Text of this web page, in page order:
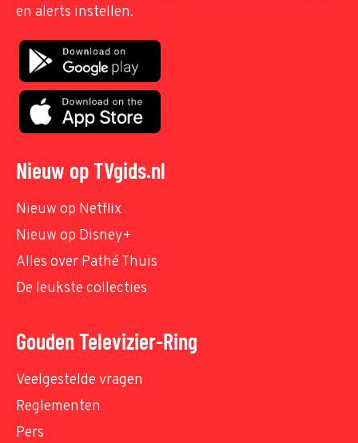
en alerts instellen.
Nieuw op TVgids.nl
Nieuw op Netflix
Nieuw op Disney+
Alles over Pathé Thuis
De leukste collecties
Gouden Televizier-Ring
Veelgestelde vragen
Reglementen
Pers